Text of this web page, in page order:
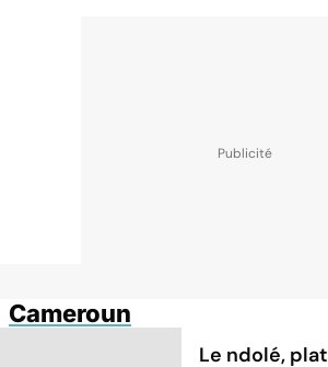
Cameroun
Le ndolé, plat